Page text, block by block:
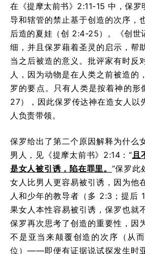
在《提摩太前书》2:11-15 中，保罗
导和辖管的禁止基于创造的次序，
后造的夏娃（创 2:4-25）。《创世
细，并且保罗藉着圣灵的启示，帮
当之后被造的意义。批评家有时反
人，因为动物是在人类之前被造的
罗的要点。只有人类是按着神的
27），因此保罗传达神在造女人以
人负责带领。
保罗给出了第二个原因解释为什么
男人，见《提摩太前书》2:14：“且
是女人被引诱，陷在罪里。 ”保罗此
女人比男人更容易被引诱，因为他
人和少年的教导者（多 2:3；提后
果女人本性容易被引诱，保罗也就
保罗再次思考了创造的重要性，因
不是亚当来颠覆创造的次序（从
位）——即便有证据说试探发生时